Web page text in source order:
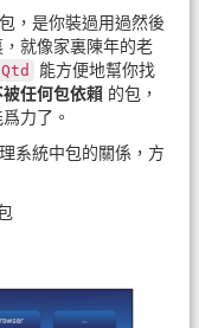
，是你裝過用過然後
就像家裏陳年的老
能方便地幫你找
任何包依賴 的包，
力了。
系統中包的關係，方